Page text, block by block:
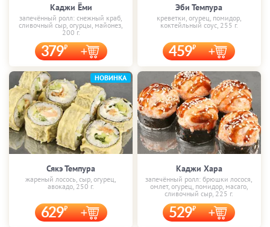
Каджи Ёми
запечённый ролл: снежный краб,
сливочный сыр, огурцы, майонез,
200 г.
379
Эби Темпура
креветки, огурец, помидор,
коктейльный соус, 255 г.
459
Сякэ Темпура
жареный лосось, сыр, огурец,
авокадо, 250 г.
629
НОВИНКА
Каджи Хара
запечённый ролл: брюшки лосося,
омлет, огурец, помидор, масаго,
сливочный сыр, 225 г.
529